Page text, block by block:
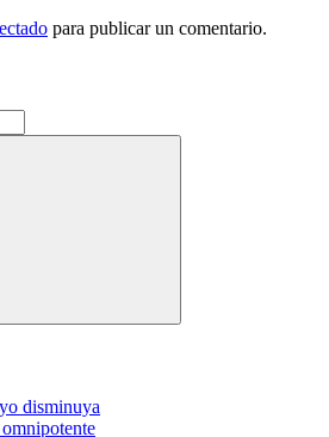
para publicar un comentario.
disminuya